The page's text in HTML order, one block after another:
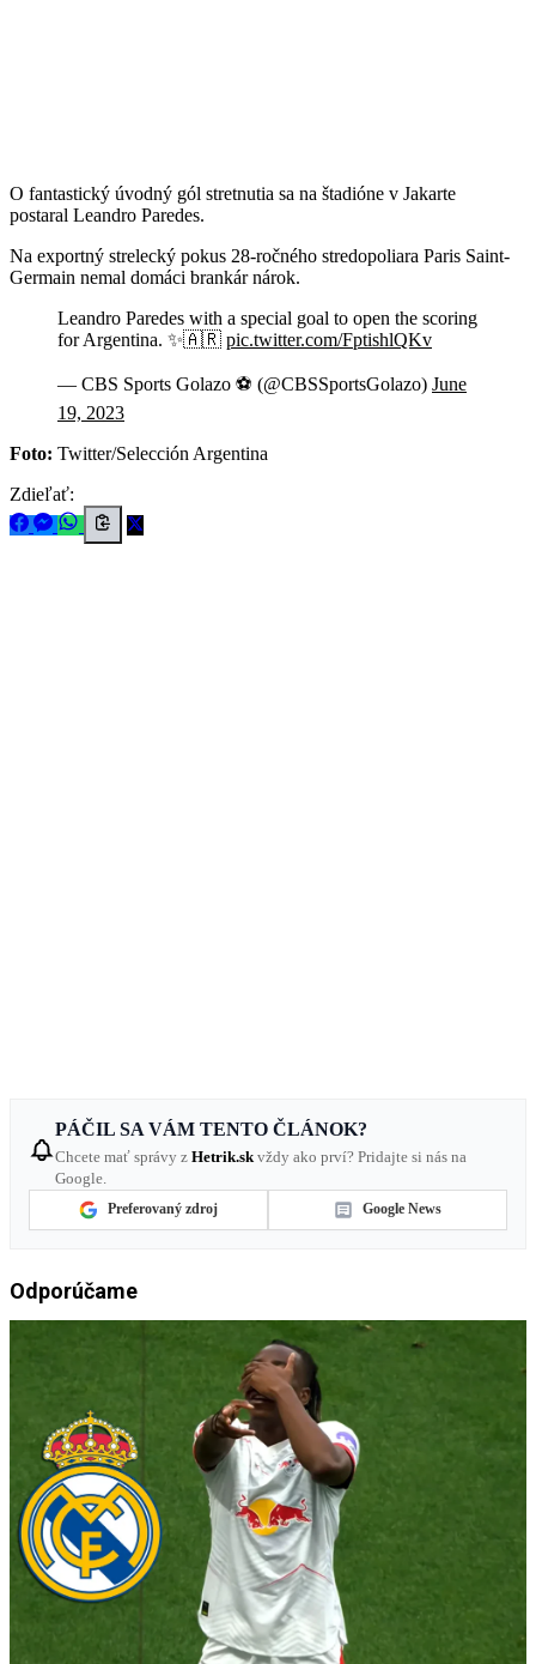
O fantastický úvodný gól stretnutia sa na štadióne v Jakarte
postaral Leandro Paredes.
Na exportný strelecký pokus 28-ročného stredopoliara Paris Saint-
Germain nemal domáci brankár nárok.
Leandro Paredes with a special goal to open the scoring
for Argentina. ✨🇦🇷 pic.twitter.com/FptishlQKv
— CBS Sports Golazo ⚽️ (@CBSSportsGolazo) June
19, 2023
Foto: Twitter/Selección Argentina
Zdieľať:
PÁČIL SA VÁM TENTO ČLÁNOK?
Chcete mať správy z Hetrik.sk vždy ako prví? Pridajte si nás na
Google.
Preferovaný zdroj Google News
Odporúčame